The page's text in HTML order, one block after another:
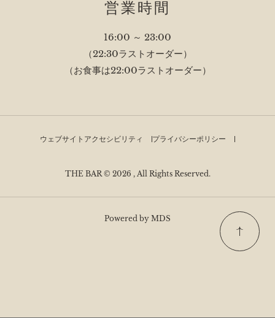
営業時間
16:00 ～ 23:00
（22:30ラストオーダー）
（お食事は22:00ラストオーダー）
ウェブサイトアクセシビリティ プライバシーポリシー
THE BAR © 2026 , All Rights Reserved.
Powered by MDS